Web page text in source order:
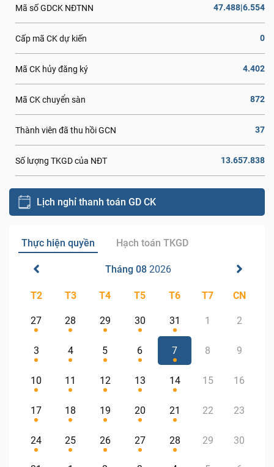
Mã số GDCK NĐTNN 47.488|6.554
Cấp mã CK dự kiến 0
Mã CK hủy đăng ký 4.402
Mã CK chuyển sàn 872
Thành viên đã thu hồi GCN 37
Số lượng TKGD của NĐT 13.657.838
Lịch nghỉ thanh toán GD CK
Thực hiện quyền Hạch toán TKGD
Tháng 08 2026
T2 T3 T4 T5 T6 T7 CN
27 28 29 30 31 1 2
3 4 5 6 7 8 9
10 11 12 13 14 15 16
17 18 19 20 21 22 23
24 25 26 27 28 29 30